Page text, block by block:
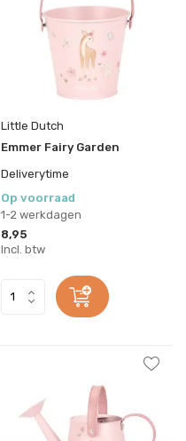
Little Dutch
Emmer Fairy Garden
Deliverytime
Op voorraad
1-2 werkdagen
8,95
Incl. btw